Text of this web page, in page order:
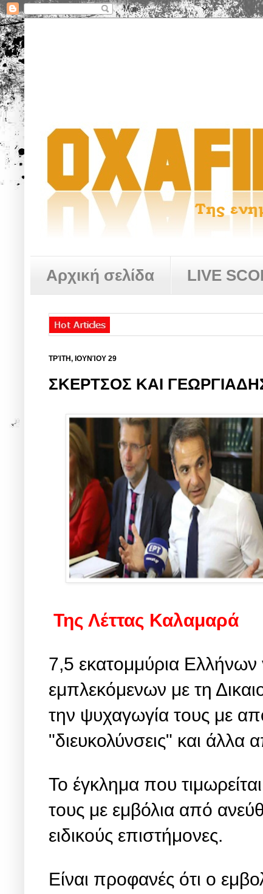
Αρχική σελίδα LIVE
ΤΡΊΤΗ, ΙΟΥΝΊΟΥ 29
ΣΚΕΡΤΣΟΣ ΚΑΙ
Της Λέττας Καλαμαρά
7,5 εκατομμύρια Ελλήνων
εμπλεκόμενων με τη
την ψυχαγωγία τους με
"διευκολύνσεις" και άλλα
Το έγκλημα που
τους με εμβόλια από
ειδικούς επιστήμονες.
Είναι προφανές ότι ο